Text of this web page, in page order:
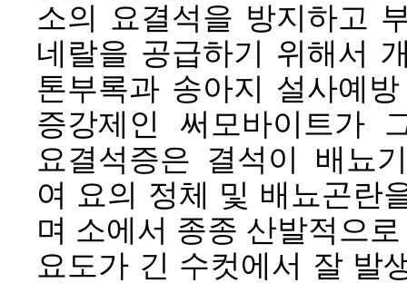
소의 요결석을 방지하고
네랄을 공급하기 위해서
톤부록과 송아지 설사예
증강제인 써모바이트가
요결석증은 결석이 배뇨
여 요의 정체 및 배뇨곤란
며 소에서 종종 산발적으
요도가 긴 수컷에서 잘 발